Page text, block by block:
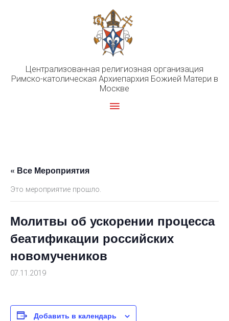
Централизованная религиозная организация
Римско-католическая Архиепархия Божией Матери в
Москве
Главное
« Все Мероприятия
Это мероприятие прошло.
Молитвы об ускорении процесса
беатификации российских
новомучеников
07.11.2019
Добавить в календарь